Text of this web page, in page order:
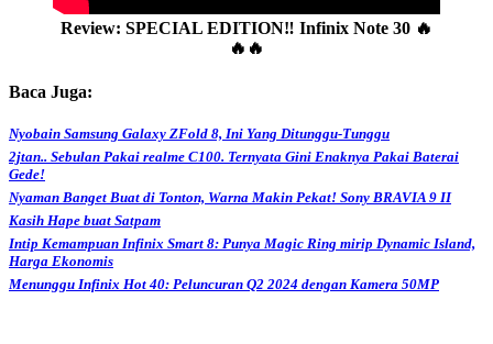
Review: SPECIAL EDITION‼️ Infinix Note 30 🔥
🔥🔥
Baca Juga:
Nyobain Samsung Galaxy ZFold 8, Ini Yang Ditunggu-Tunggu
2jtan.. Sebulan Pakai realme C100. Ternyata Gini Enaknya Pakai Baterai
Gede!
Nyaman Banget Buat di Tonton, Warna Makin Pekat! Sony BRAVIA 9 II
Kasih Hape buat Satpam
Intip Kemampuan Infinix Smart 8: Punya Magic Ring mirip Dynamic Island,
Harga Ekonomis
Menunggu Infinix Hot 40: Peluncuran Q2 2024 dengan Kamera 50MP